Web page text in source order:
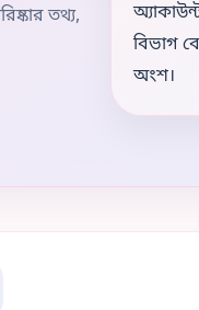
তথ্য,
বিভাগ
অংশ।